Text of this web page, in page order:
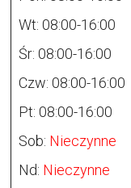
Wt: 08:00-16:00
Śr: 08:00-16:00
Czw: 08:00-16:00
Pt: 08:00-16:00
Sob: Nieczynne
Nd: Nieczynne